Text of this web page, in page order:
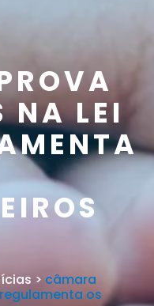
NA LEI
> câmara
os